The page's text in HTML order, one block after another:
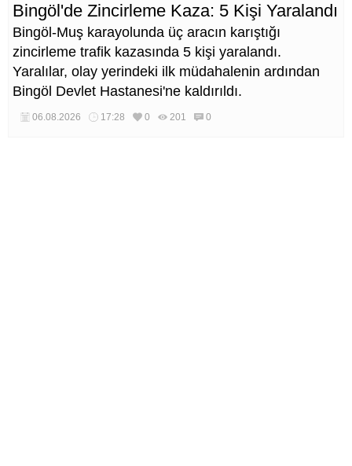
Bingöl'de Zincirleme Kaza: 5 Kişi Yaralandı
Bingöl-Muş karayolunda üç aracın karıştığı
zincirleme trafik kazasında 5 kişi yaralandı.
Yaralılar, olay yerindeki ilk müdahalenin ardından
Bingöl Devlet Hastanesi'ne kaldırıldı.
06.08.2026 17:28 0 201 0